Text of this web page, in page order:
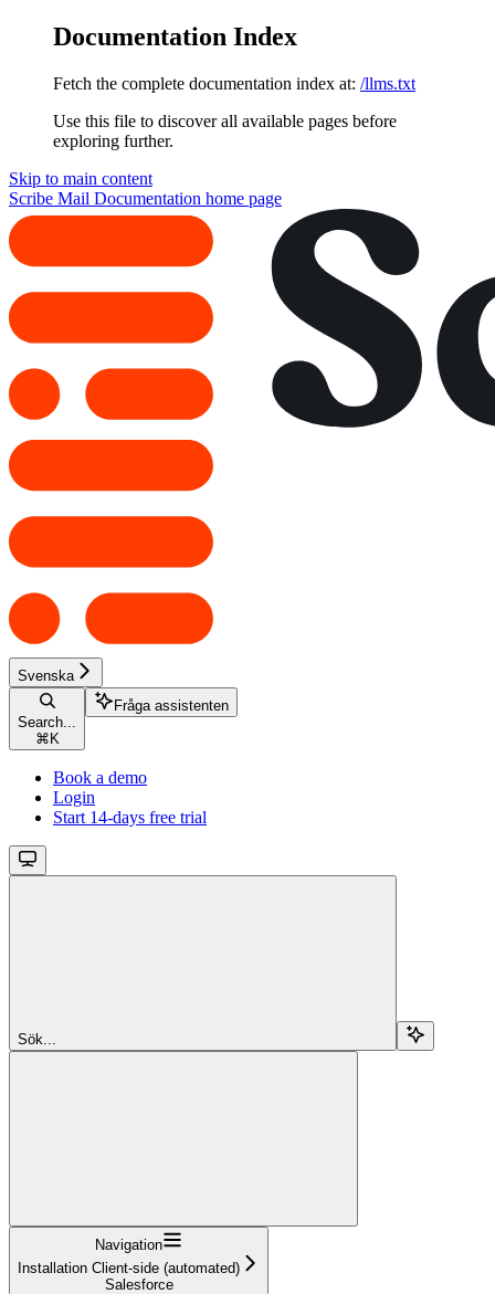
Documentation Index
Fetch the complete documentation index at: /llms.txt
Use this file to discover all available pages before
exploring further.
Skip to main content
Scribe Mail Documentation home page
Svenska
Search...
⌘ K
Fråga assistenten
Book a demo
Login
Start 14-days free trial
Sök...
Navigation
Installation Client-side (automated)
Salesforce